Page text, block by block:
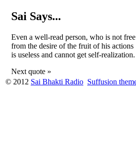
Sai Says...
Even a well-read person, who is not free
from the desire of the fruit of his actions
is useless and cannot get self-realization.
Next quote »
© 2012 Sai Bhakti Radio Suffusion